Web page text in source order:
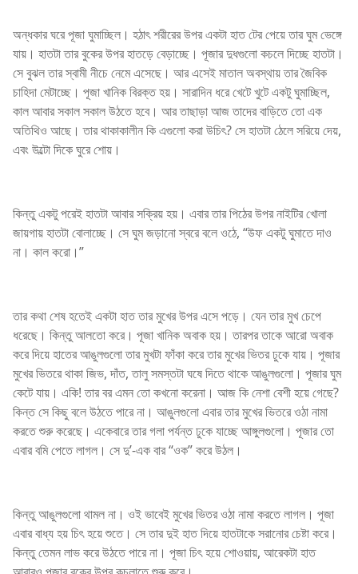
অন্ধকার ঘরে পূজা ঘুমাচ্ছিল। হঠাৎ শরীরের উপর একটা হাত টের পেয়ে তার ঘুম ভেঙ্গে
যায়। হাতটা তার বুকের উপর হাতড়ে বেড়াচ্ছে। পূজার দুধগুলো কচলে দিচ্ছে হাতটা।
সে বুঝল তার স্বামী নীচে নেমে এসেছে। আর এসেই মাতাল অবস্থায় তার জৈবিক
চাহিদা মেটাচ্ছে। পূজা খানিক বিরক্ত হয়। সারাদিন ধরে খেটে খুটে একটু ঘুমাচ্ছিল,
কাল আবার সকাল সকাল উঠতে হবে। আর তাছাড়া আজ তাদের বাড়িতে তো এক
অতিথিও আছে। তার থাকাকালীন কি এগুলো করা উচিৎ? সে হাতটা ঠেলে সরিয়ে দেয়,
এবং উল্টো দিকে ঘুরে শোয়।
কিন্তু একটু পরেই হাতটা আবার সক্রিয় হয়। এবার তার পিঠের উপর নাইটির খোলা
জায়গায় হাতটা বোলাচ্ছে। সে ঘুম জড়ানো স্বরে বলে ওঠে, “উফ একটু ঘুমাতে দাও
না। কাল করো।”
তার কথা শেষ হতেই একটা হাত তার মুখের উপর এসে পড়ে। যেন তার মুখ চেপে
ধরেছে। কিন্তু আলতো করে। পূজা খানিক অবাক হয়। তারপর তাকে আরো অবাক
করে দিয়ে হাতের আঙুলগুলো তার মুখটা ফাঁকা করে তার মুখের ভিতর ঢুকে যায়। পূজার
মুখের ভিতরে থাকা জিভ, দাঁত, তালু সমস্তটা ঘষে দিতে থাকে আঙুলগুলো। পূজার ঘুম
কেটে যায়। একি! তার বর এমন তো কখনো করেনা। আজ কি নেশা বেশী হয়ে গেছে?
কিন্ত সে কিছু বলে উঠতে পারে না। আঙুলগুলো এবার তার মুখের ভিতরে ওঠা নামা
করতে শুরু করেছে। একেবারে তার গলা পর্যন্ত ঢুকে যাচ্ছে আঙ্গুলগুলো। পূজার তো
এবার বমি পেতে লাগল। সে দু’-এক বার “ওক” করে উঠল।
কিন্তু আঙুলগুলো থামল না। ওই ভাবেই মুখের ভিতর ওঠা নামা করতে লাগল। পূজা
এবার বাধ্য হয় চিৎ হয়ে শুতে। সে তার দুই হাত দিয়ে হাতটাকে সরানোর চেষ্টা করে।
কিন্তু তেমন লাভ করে উঠতে পারে না। পূজা চিৎ হয়ে শোওয়ায়, আরেকটা হাত